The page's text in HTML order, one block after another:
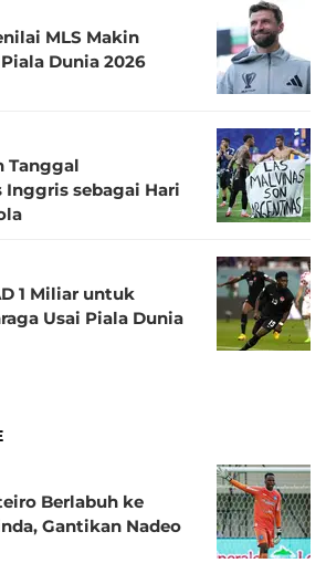
MLS Makin
Dunia 2026
Tanggal
Inggris sebagai Hari
1 Miliar untuk
Usai Piala Dunia
Berlabuh ke
Gantikan Nadeo